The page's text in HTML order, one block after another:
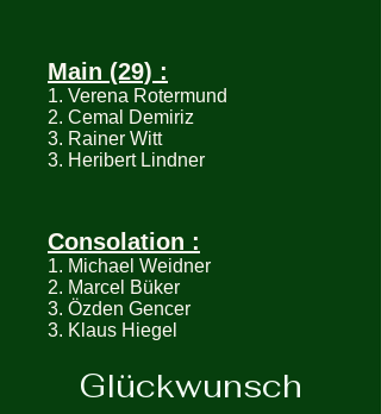
Main (29) :
1. Verena Rotermund
2. Cemal Demiriz
3. Rainer Witt
3. Heribert Lindner
Consolation :
1. Michael Weidner
2. Marcel Büker
3. Özden Gencer
3. Klaus Hiegel
Glückwunsch